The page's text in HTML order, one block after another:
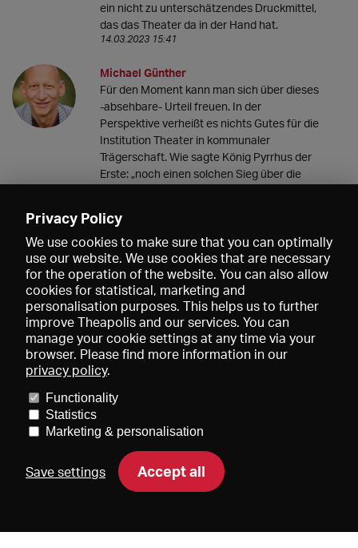
ein nicht zu unterschätzendes Druckmittel,
das das Theater da in der Hand hat.
14.03.2023 15:41
Michael Günther
Für den Moment kann man sich über dieses
-absehbare- Urteil freuen. In der
Perspektive verheißt es nichts Gutes für die
Institution Theater in kommunaler
Trägerschaft. Wie sagte König Pyrrhus der
Erste: „noch einen solchen Sieg über die
Données médiatiques
Conditions générales de vente
Contact
Aide Newsletter
Privacy Policy
We use cookies to make sure that you can optimally
use our website. We use cookies that are necessary
for the operation of the website. You can also allow
cookies for statistical, marketing and
personalisation purposes. This helps us to further
improve Theapolis and our services. You can
manage your cookie settings at any time via your
browser. Please find more information in our
privacy policy.
Functionality
Statistics
Marketing & personalisation
Save settings Accept all